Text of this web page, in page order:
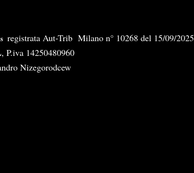
registrata Aut-Trib Milano n° 10268 del 15/09/2025
, P.iva 14250480960
Nizegorodcew